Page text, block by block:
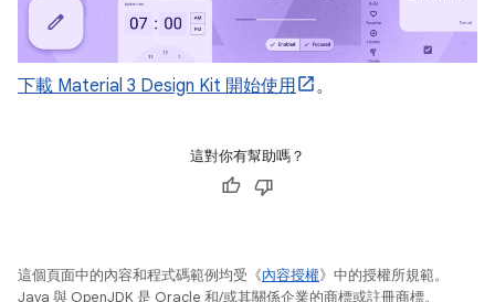
下載 Material 3 Design Kit 開始使用 。
這對你有幫助嗎？
這個頁面中的內容和程式碼範例均受《內容授權》中的授權所規範。
Java 與 OpenJDK 是 Oracle 和/或其關係企業的商標或註冊商標。